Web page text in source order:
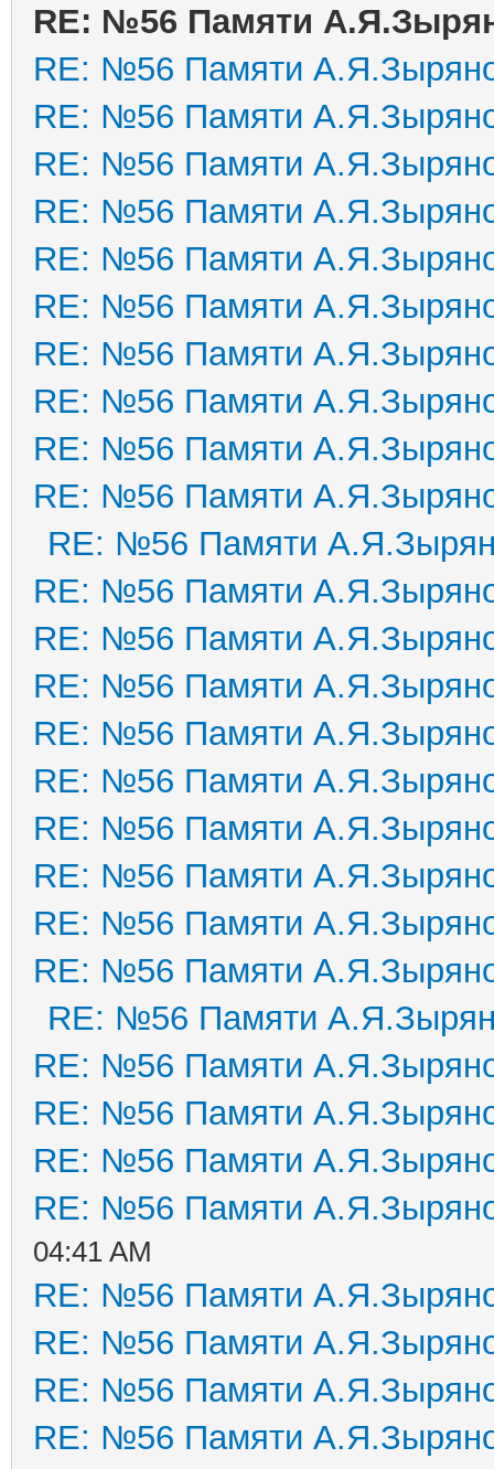
RE: №56 Памяти
RE: №56 Памяти
RE: №56 Памяти
RE: №56 Памяти
RE: №56 Памяти
RE: №56 Памяти
RE: №56 Памяти
RE: №56 Памяти
RE: №56 Памяти
RE: №56 Памяти
RE: №56 Памяти
RE: №56 Памяти
RE: №56 Памяти
RE: №56 Памяти
RE: №56 Памяти
RE: №56 Памяти
RE: №56 Памяти
RE: №56 Памяти
RE: №56 Памяти
RE: №56 Памяти
RE: №56 Памяти
RE: №56 Памяти
RE: №56 Памяти
RE: №56 Памяти
RE: №56 Памяти
RE: №56 Памяти
04:41 AM
RE: №56 Памяти
RE: №56 Памяти
RE: №56 Памяти
RE: №56 Памяти